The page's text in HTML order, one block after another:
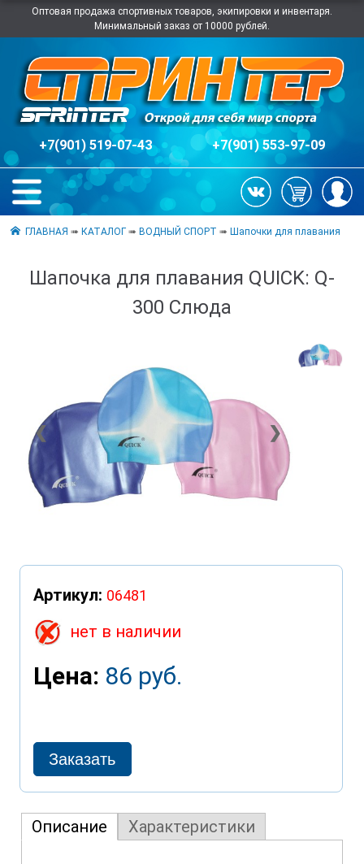
Оптовая продажа спортивных товаров, экипировки и инвентаря.
Минимальный заказ от 10000 рублей.
+7(901) 519-07-43 +7(901) 553-97-09
ГЛАВНАЯ ➠КАТАЛОГ ➠ВОДНЫЙ СПОРТ ➠Шапочки для плавания
Шапочка для плавания QUICK: Q-
300 Слюда
❮ ❯
Артикул: 06481
нет в наличии
Цена: 86 руб.
Описание Характеристики